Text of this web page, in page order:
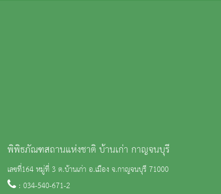
พิพิธภัณฑสถานแห่งชาติ บ้านเก่า กาญจนบุรี
เลขที่164 หมู่ที่ 3 ต.บ้านเก่า อ.เมือง จ.กาญจนบุรี 71000
: 034-540-671-2